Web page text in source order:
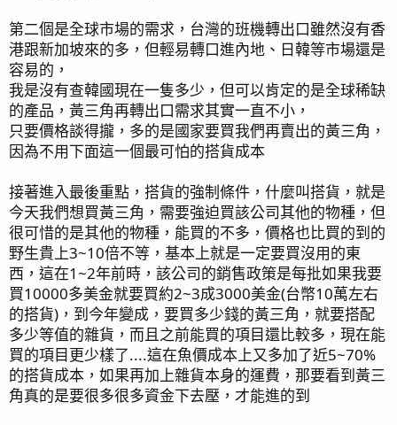
第二個是全球市場的需求，台灣的班機轉出口雖然沒有香
港跟新加坡來的多，但輕易轉口進內地、日韓等市場還是
容易的，
我是沒有查韓國現在一隻多少，但可以肯定的是全球稀缺
的產品，黃三角再轉出口需求其實一直不小，
只要價格談得攏，多的是國家要買我們再賣出的黃三角，
因為不用下面這一個最可怕的搭貨成本
接著進入最後重點，搭貨的強制條件，什麼叫搭貨，就是
今天我們想買黃三角，需要強迫買該公司其他的物種，但
很可惜的是其他的物種，能買的不多，價格也比買的到的
野生貴上3~10倍不等，基本上就是一定要買沒用的東
西，這在1~2年前時，該公司的銷售政策是每批如果我要
買10000多美金就要買約2~3成3000美金(台幣10萬左右
的搭貨)，到今年變成，要買多少錢的黃三角，就要搭配
多少等值的雜貨，而且之前能買的項目還比較多，現在能
買的項目更少樣了....這在魚價成本上又多加了近5~70%
的搭貨成本，如果再加上雜貨本身的運費，那要看到黃三
角真的是要很多很多資金下去壓，才能進的到